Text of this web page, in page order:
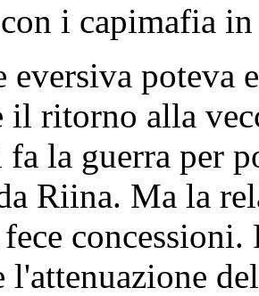
i capimafia in
poteva
il ritorno alla
fa la guerra per
Riina. Ma la
l'attenuazione